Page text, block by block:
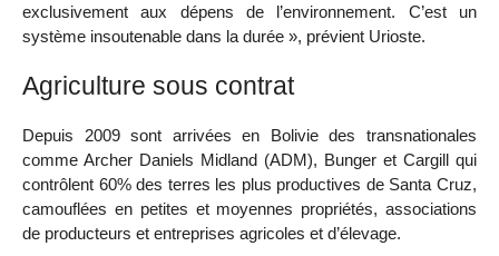
exclusivement aux dépens de l’environnement. C’est un
système insoutenable dans la durée », prévient Urioste.
Agriculture sous contrat
Depuis 2009 sont arrivées en Bolivie des transnationales
comme Archer Daniels Midland (ADM), Bunger et Cargill qui
contrôlent 60% des terres les plus productives de Santa Cruz,
camouflées en petites et moyennes propriétés, associations
de producteurs et entreprises agricoles et d’élevage.